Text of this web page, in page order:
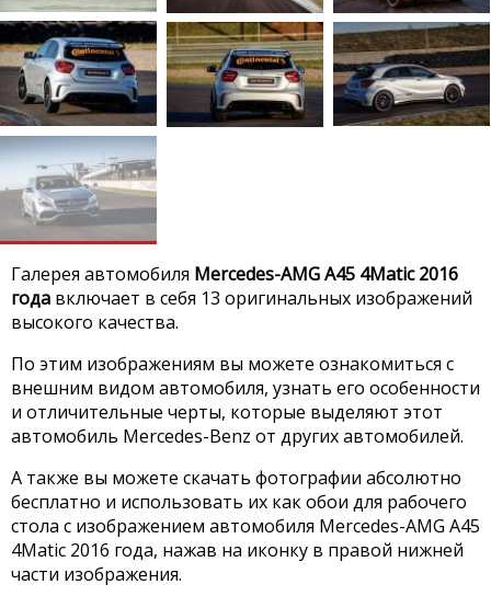
Галерея автомобиля Mercedes-AMG A45 4Matic 2016
года включает в себя 13 оригинальных изображений
высокого качества.
По этим изображениям вы можете ознакомиться с
внешним видом автомобиля, узнать его особенности
и отличительные черты, которые выделяют этот
автомобиль Mercedes-Benz от других автомобилей.
А также вы можете скачать фотографии абсолютно
бесплатно и использовать их как обои для рабочего
стола с изображением автомобиля Mercedes-AMG A45
4Matic 2016 года, нажав на иконку в правой нижней
части изображения.